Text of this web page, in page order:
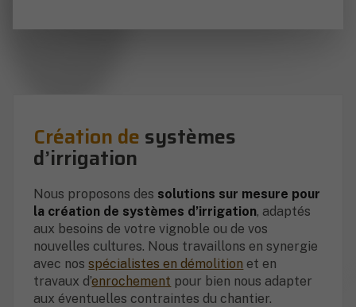
Création de systèmes
d’irrigation
Nous proposons des solutions sur mesure pour
la création de systèmes d’irrigation, adaptés
aux besoins de votre vignoble ou de vos
nouvelles cultures. Nous travaillons en synergie
avec nosspécialistes en démolition et en
travaux d’enrochement pour bien nous adapter
aux éventuelles contraintes du chantier.